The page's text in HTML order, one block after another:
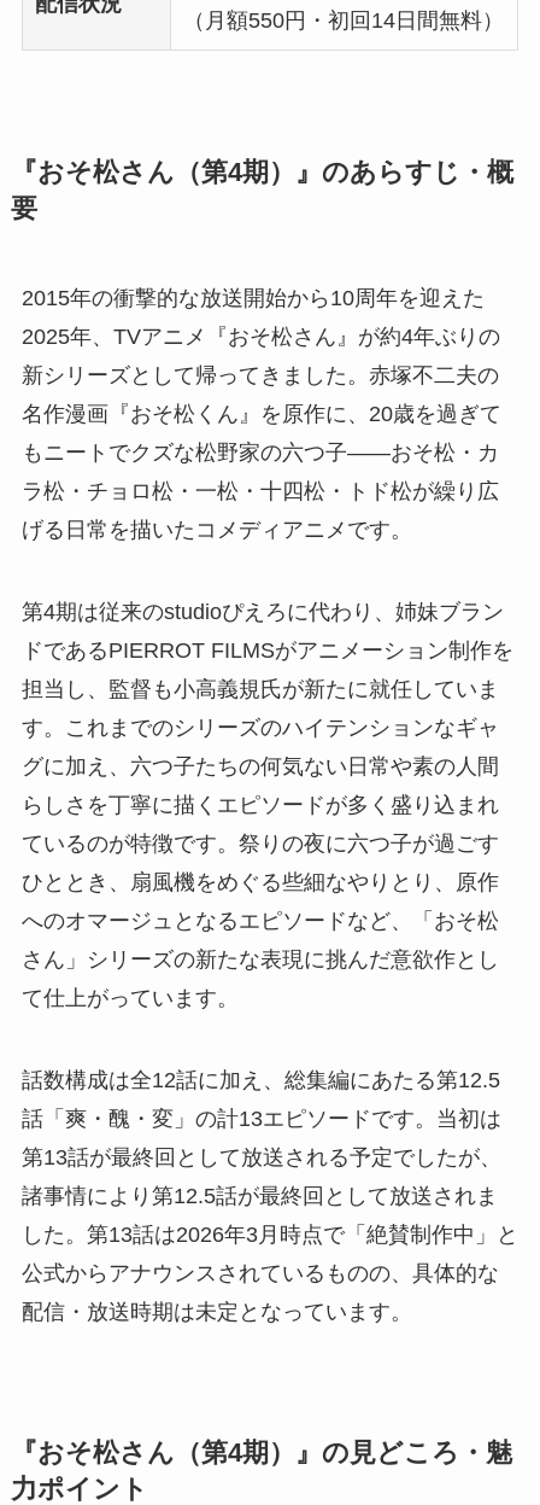
（月額550円・初回14日間無料）
『おそ松さん（第4期）』のあらすじ・概
要
2015年の衝撃的な放送開始から10周年を迎えた
2025年、TVアニメ『おそ松さん』が約4年ぶりの
新シリーズとして帰ってきました。赤塚不二夫の
名作漫画『おそ松くん』を原作に、20歳を過ぎて
もニートでクズな松野家の六つ子――おそ松・カ
ラ松・チョロ松・一松・十四松・トド松が繰り広
げる日常を描いたコメディアニメです。
第4期は従来のstudioぴえろに代わり、姉妹ブラン
ドであるPIERROT FILMSがアニメーション制作を
担当し、監督も小高義規氏が新たに就任していま
す。これまでのシリーズのハイテンションなギャ
グに加え、六つ子たちの何気ない日常や素の人間
らしさを丁寧に描くエピソードが多く盛り込まれ
ているのが特徴です。祭りの夜に六つ子が過ごす
ひととき、扇風機をめぐる些細なやりとり、原作
へのオマージュとなるエピソードなど、「おそ松
さん」シリーズの新たな表現に挑んだ意欲作とし
て仕上がっています。
話数構成は全12話に加え、総集編にあたる第12.5
話「爽・醜・変」の計13エピソードです。当初は
第13話が最終回として放送される予定でしたが、
諸事情により第12.5話が最終回として放送されま
した。第13話は2026年3月時点で「絶賛制作中」と
公式からアナウンスされているものの、具体的な
配信・放送時期は未定となっています。
『おそ松さん（第4期）』の見どころ・魅
力ポイント